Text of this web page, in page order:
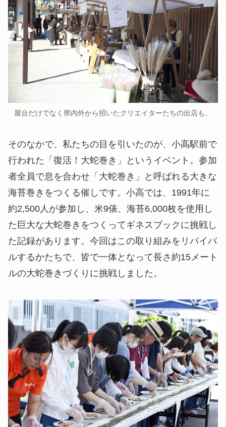
屋台だけでなく県内外から招いたクリエイターたちの出店も。
そのなかで、私たちの目を引いたのが、小高駅前で
行われた「復活！大蛇巻き」というイベント。参加
者全員で息を合わせ「大蛇巻き」と呼ばれる大きな
海苔巻きをつくる催しです。小高では、1991年に
約2,500人が参加し、米9俵、海苔6,000枚を使用し
た巨大な大蛇巻きをつくってギネスブックに挑戦し
た記録があります。今回はこの取り組みをリバイバ
ルするかたちで、皆で一体となって長さ約15メート
ルの大蛇巻きづくりに挑戦しました。